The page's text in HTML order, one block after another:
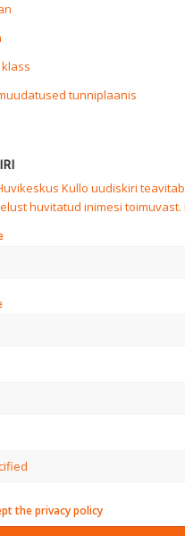
tunniplaanis
Kullo uudiskiri
huvitatud inimesi toimuvast.
the privacy policy